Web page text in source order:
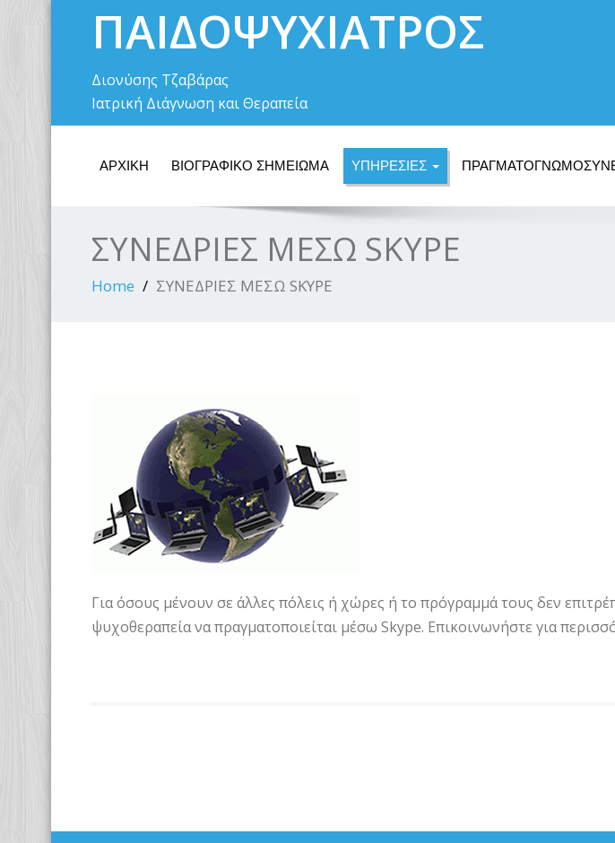
ΠΑΙΔΟΨΥΧΙΑΤΡΟΣ
Διονύσης Τζαβάρας
Ιατρική Διάγνωση και Θεραπεία
ΑΡΧΙΚΗ ΒΙΟΓΡΑΦΙΚΟ ΣΗΜΕΙΩΜΑ ΥΠΗΡΕΣΙΕΣ
ΣΥΝΕΔΡΙΕΣ ΜΕΣΩ SKYPE
Home ΣΥΝΕΔΡΙΕΣ ΜΕΣΩ SKYPE
Για όσους μένουν σε άλλες πόλεις ή χώρες ή το πρόγραμμά τους δεν
ψυχοθεραπεία να πραγματοποιείται μέσω Skype. Επικοινωνήστε για